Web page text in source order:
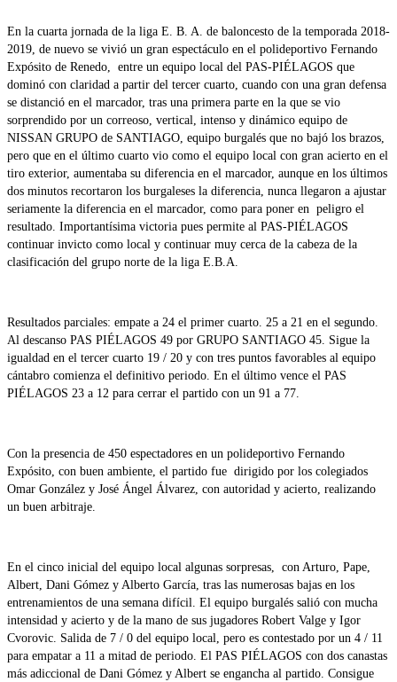
En la cuarta jornada de la liga E. B. A. de baloncesto de la temporada 2018-
2019, de nuevo se vivió un gran espectáculo en el polideportivo Fernando
Expósito de Renedo, entre un equipo local del PAS-PIÉLAGOS que
dominó con claridad a partir del tercer cuarto, cuando con una gran defensa
se distanció en el marcador, tras una primera parte en la que se vio
sorprendido por un correoso, vertical, intenso y dinámico equipo de
NISSAN GRUPO de SANTIAGO, equipo burgalés que no bajó los brazos,
pero que en el último cuarto vio como el equipo local con gran acierto en el
tiro exterior, aumentaba su diferencia en el marcador, aunque en los últimos
dos minutos recortaron los burgaleses la diferencia, nunca llegaron a ajustar
seriamente la diferencia en el marcador, como para poner en peligro el
resultado. Importantísima victoria pues permite al PAS-PIÉLAGOS
continuar invicto como local y continuar muy cerca de la cabeza de la
clasificación del grupo norte de la liga E.B.A.
Resultados parciales: empate a 24 el primer cuarto. 25 a 21 en el segundo.
Al descanso PAS PIÉLAGOS 49 por GRUPO SANTIAGO 45. Sigue la
igualdad en el tercer cuarto 19 / 20 y con tres puntos favorables al equipo
cántabro comienza el definitivo periodo. En el último vence el PAS
PIÉLAGOS 23 a 12 para cerrar el partido con un 91 a 77.
Con la presencia de 450 espectadores en un polideportivo Fernando
Expósito, con buen ambiente, el partido fue dirigido por los colegiados
Omar González y José Ángel Álvarez, con autoridad y acierto, realizando
un buen arbitraje.
En el cinco inicial del equipo local algunas sorpresas, con Arturo, Pape,
Albert, Dani Gómez y Alberto García, tras las numerosas bajas en los
entrenamientos de una semana difícil. El equipo burgalés salió con mucha
intensidad y acierto y de la mano de sus jugadores Robert Valge y Igor
Cvorovic. Salida de 7 / 0 del equipo local, pero es contestado por un 4 / 11
para empatar a 11 a mitad de periodo. El PAS PIÉLAGOS con dos canastas
más adiccional de Dani Gómez y Albert se engancha al partido. Consigue